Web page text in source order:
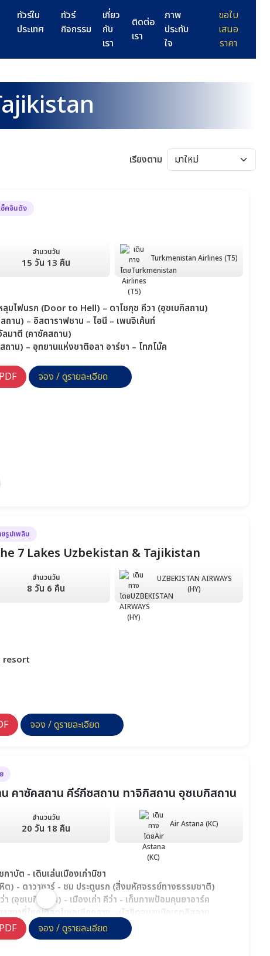
ทัวร์ใน
ประเทศ
ทัวร์
กิจกรรม
เกี่ยว
กับ
เรา
ติดต่อ
เรา
ภาพ
ประทับ
ใจ
ขอใบ
เสนอ
ราคา
เรียงตาม
ช็คอินดัง
จำนวนวัน
15 วัน 13 คืน Turkmenistan Airlines (T5)
ลุมไฟนรก (Door to Hell) – ดาโชกุซ คีวา (อุซเบกิสถาน)
ถาน) – อิสตาราฟชาน – ไอนี – เพนจิเค้นท์
มาตี (คาซัคสถาน)
าน) – อุทยานแห่งชาติอลา อาร์ชา – โทกโม๊ค
จอง / ดูรายละเอียด
ยรูปเพลิน
7 Lakes Uzbekistan & Tajikistan
จำนวนวัน
8 วัน 6 คืน
UZBEKISTAN AIRWAYS
(HY)
resort
จอง / ดูรายละเอียด
คาซัคสถาน คีร์กีซสถาน ทาจิกิสถาน อุซเบกิสถาน
จำนวนวัน
20 วัน 18 คืน Air Astana (KC)
าบัต - เดินเล่นเมืองเก่านิซา
ต) - ดาวาซาร์ - ชม ประตูนรก (สิ่งมหัศจรรย์ทางธรรมชาติ)
(อุซเบกิสถาน) - เมืองเก่า คีว่า - เก็บภาพป้อมคุนยาอาร์ค
าสนาที่ใหญ่ที่สุดในเอเชียกลาง - มัสยิดจูมามนิอเรตอิสลาม
ลลาคูลี - ข่าน - คีว่า - ชมเมืองบูคาร่า
ดมการค้า ทากิ - น้ำพุโบราณ
จอง / ดูรายละเอียด